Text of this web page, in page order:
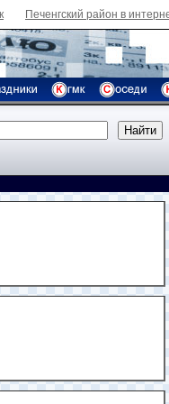
Печенгский район в